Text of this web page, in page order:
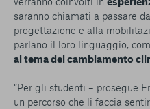
saranno chiamati a passare
progettazione e alla
parlano il loro linguaggio,
al tema del cambiamento
“Per gli studenti – prosegue
un percorso che li faccia